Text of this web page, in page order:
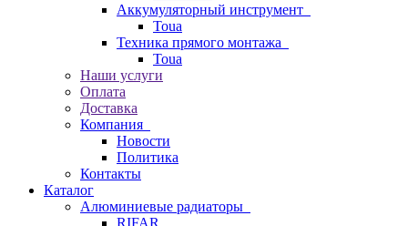
Аккумуляторный инструмент
Toua
Техника прямого монтажа
Toua
Наши услуги
Оплата
Доставка
Компания
Новости
Политика
Контакты
Каталог
Алюминиевые радиаторы
RIFAR